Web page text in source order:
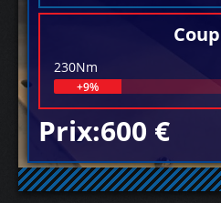
230Nm
+9%
Prix:600 €